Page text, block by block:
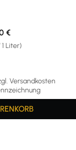
Versandkosten
Liter)
Preis:
€